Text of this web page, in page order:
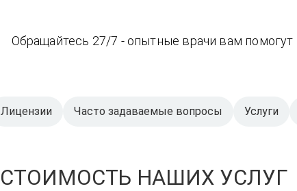
Обращайтесь 27/7 - опытные врачи вам помогут
Лицензии Часто задаваемые вопросы Услуги
СТОИМОСТЬ НАШИХ УСЛУГ